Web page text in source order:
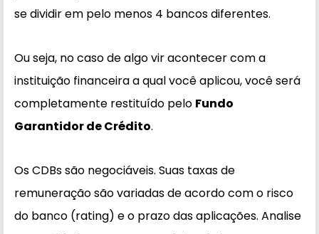
se dividir em pelo menos 4 bancos diferentes.
Ou seja, no caso de algo vir acontecer com a
instituição financeira a qual você aplicou, você será
completamente restituído pelo Fundo
Garantidor de Crédito.
Os CDBs são negociáveis. Suas taxas de
remuneração são variadas de acordo com o risco
do banco (rating) e o prazo das aplicações. Analise